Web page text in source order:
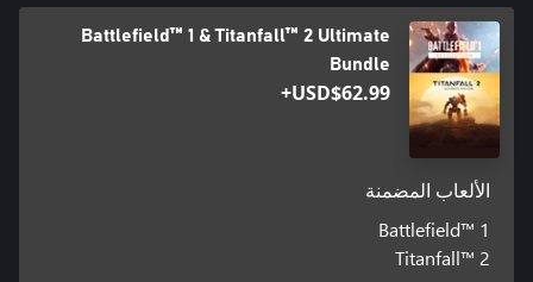
Battlefield™ 1 & Titanfall™ 2 Ultimate
Bundle
USD$62.99+
الألعاب المضمنة
Battlefield™ 1
Titanfall™ 2